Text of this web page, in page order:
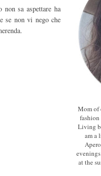
sa aspettare ha
se non vi nego che
Mom of
fashion
Living
am a
at the